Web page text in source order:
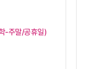
-주말/공휴일)